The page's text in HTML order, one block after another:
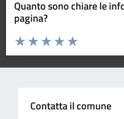
Quanto sono chiare le
pagina?
Valuta da 1 a 5 stelle la pagina
Valuta 5 stelle
Valuta 4 stelle su 5
Valuta 3 stelle su 5
Valuta 2 stelle su 5
Valuta 1 stelle su 5
Contatta il comune